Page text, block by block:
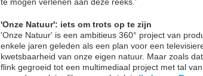
'Onze Natuur': iets om trots op te zijn
'Onze Natuur' is een ambitieus 360° project van
enkele jaren geleden als een plan voor een
kwetsbaarheid van onze eigen natuur. Maar zoals
flink gegroeid tot een multimediaal project met tal